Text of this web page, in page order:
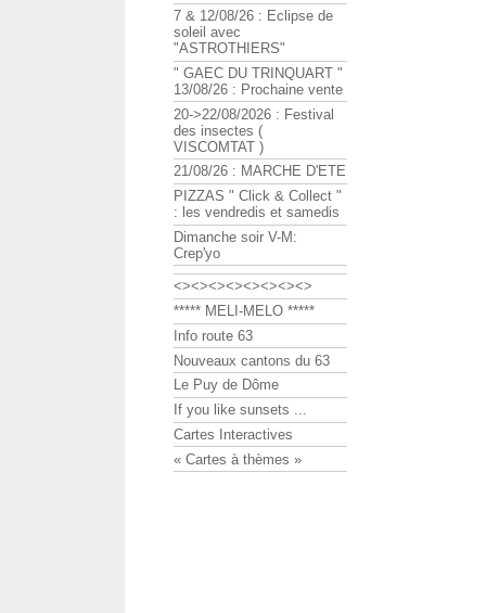
7 & 12/08/26 : Eclipse de
soleil avec
"ASTROTHIERS"
" GAEC DU TRINQUART "
13/08/26 : Prochaine vente
20->22/08/2026 : Festival
des insectes (
VISCOMTAT )
21/08/26 : MARCHE D'ETE
PIZZAS " Click & Collect "
: les vendredis et samedis
Dimanche soir V-M:
Crep'yo
<><><><><><><><>
***** MELI-MELO *****
Info route 63
Nouveaux cantons du 63
Le Puy de Dôme
If you like sunsets ...
Cartes Interactives
« Cartes à thèmes »